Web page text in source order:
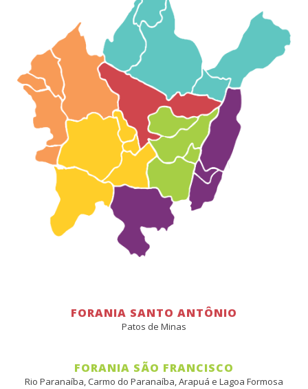
FORANIA SANTO ANTÔNIO
Patos de Minas
FORANIA SÃO FRANCISCO
Rio Paranaíba, Carmo do Paranaíba, Arapuá e Lagoa Formosa